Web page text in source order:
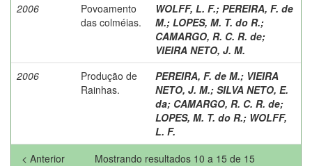
2006
Povoamento
das colméias.
WOLFF, L. F.; PEREIRA, F. de
M.; LOPES, M. T. do R.;
CAMARGO, R. C. R. de;
VIEIRA NETO, J. M.
2006
Produção de
Rainhas.
PEREIRA, F. de M.; VIEIRA
NETO, J. M.; SILVA NETO, E.
da; CAMARGO, R. C. R. de;
LOPES, M. T. do R.; WOLFF,
L. F.
Mostrando resultados 10 a 15 de 15
< Anterior